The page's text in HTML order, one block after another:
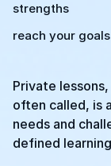
strengths
reach your
Private
often called, is
needs and
defined